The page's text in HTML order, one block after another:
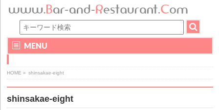
MENU
HOME » shinsakae-eight
shinsakae-eight